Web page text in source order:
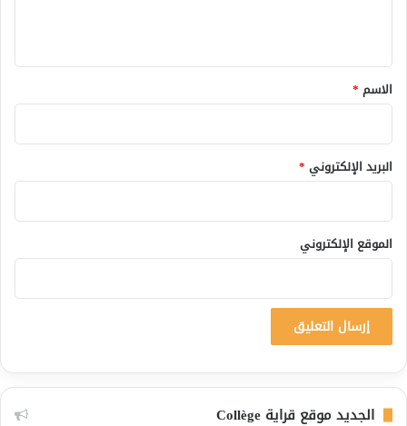
*
الاسم *
البريد الإلكتروني *
الموقع الإلكتروني
الجديد موقع قراية Collège